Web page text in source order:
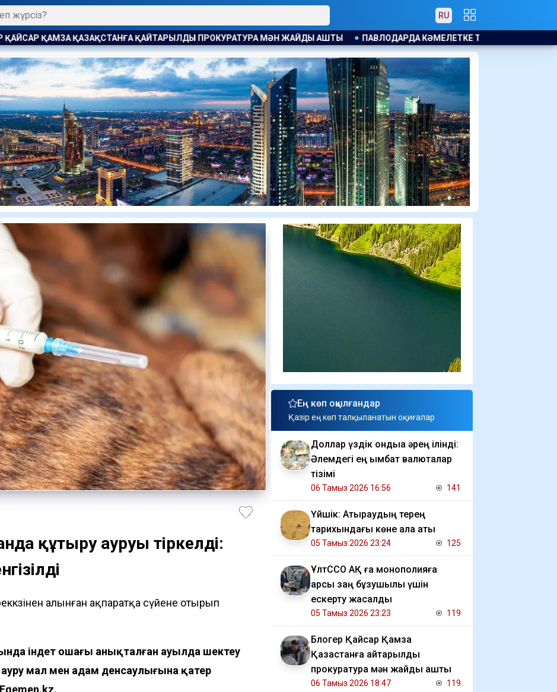
RU
ҚАЙТАРЫЛДЫ ПРОКУРАТУРА МӘН ЖАЙДЫ АШТЫ ПАВЛОДАРДА КӘМЕЛЕТКЕ ТОЛМАҒАНДАРҒА АЛКОГОЛЬ САТҚАНДАР
құтыру ауруы тіркелді:
алынған ақпаратқа сүйене отырып
індет ошағы анықталған ауылда шектеу
ауру мал мен адам денсаулығына қатер
Egemen.kz.
Ең көп оқылғандар
Қазір ең көп талқыланатын оқиғалар
Доллар үздік ондыққа әрең ілінді:
Әлемдегі ең қымбат валюталар
тізімі
06 Тамыз 2026 16:56 141
Үйшік: Атыраудың терең
тарихындағы көне қала аты
05 Тамыз 2026 23:24 125
ҰлтССО АҚ ға монополияға
қарсы заң бұзушылық үшін
ескерту жасалды
05 Тамыз 2026 23:23 119
Блогер Қайсар Қамза
Қазақстанға қайтарылды
прокуратура мән жайды ашты
06 Тамыз 2026 18:47 119